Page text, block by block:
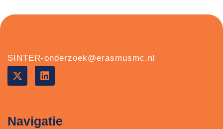
SINTER-onderzoek@erasmusmc.nl
Navigatie